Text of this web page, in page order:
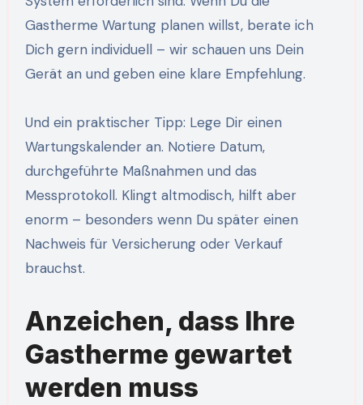
Gastherme Wartung planen willst, berate ich
Dich gern individuell – wir schauen uns Dein
Gerät an und geben eine klare Empfehlung.
Und ein praktischer Tipp: Lege Dir einen
Wartungskalender an. Notiere Datum,
durchgeführte Maßnahmen und das
Messprotokoll. Klingt altmodisch, hilft aber
enorm – besonders wenn Du später einen
Nachweis für Versicherung oder Verkauf
brauchst.
Anzeichen, dass Ihre
Gastherme gewartet
werden muss